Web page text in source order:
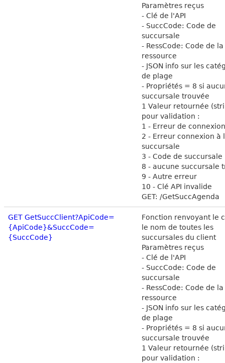
Paramètres reçus
- Clé de l'API
- SuccCode: Code de
succursale
- RessCode: Code de la
ressource
- JSON info sur les
de plage
- Propriétés = 8 si
succursale trouvée
1 Valeur retournée
pour validation :
1 - Erreur de
2 - Erreur connexion à
succursale
3 - Code de
8 - aucune succursale
9 - Autre erreur
10 - Clé API invalide
GET: /GetSuccAgenda
GET GetSuccClient?ApiCode=
{ApiCode}&SuccCode=
{SuccCode}
Fonction renvoyant le
le nom de toutes les
succursales du client
Paramètres reçus
- Clé de l'API
- SuccCode: Code de
succursale
- RessCode: Code de la
ressource
- JSON info sur les
de plage
- Propriétés = 8 si
succursale trouvée
1 Valeur retournée
pour validation :